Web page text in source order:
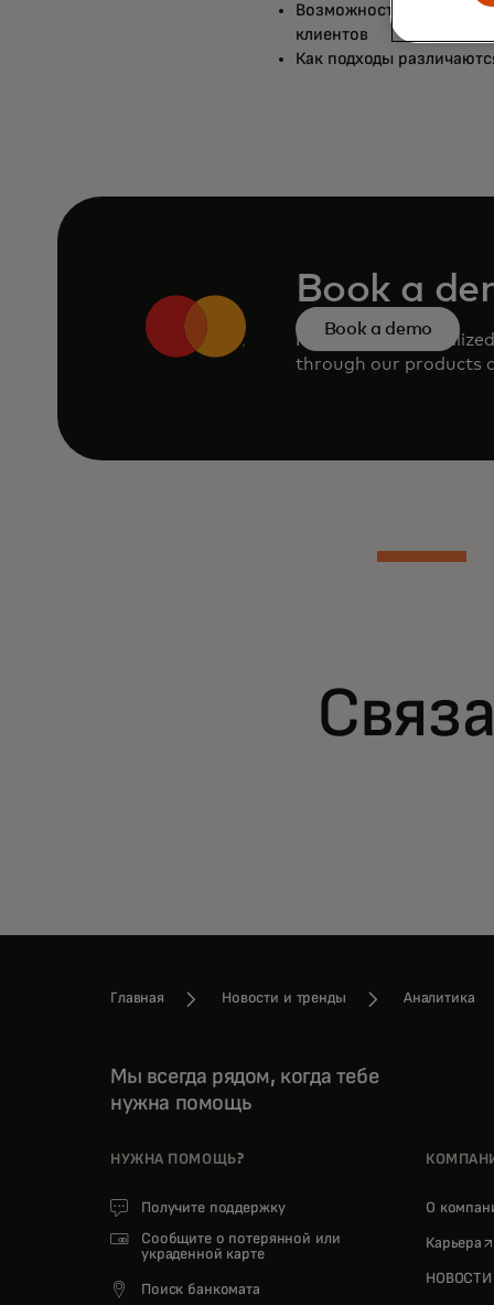
Возможности для
клиентов
Как подходы
Book a
Request a
through our products
Book a demo
Главная Новости и тренды Аналитика
Мы всегда рядом, когда тебе
нужна помощь
НУЖНА ПОМОЩЬ?
Получите поддержку
Сообщите о потерянной или
украденной карте
Поиск банкомата
О
Карьера
НОВОСТИ